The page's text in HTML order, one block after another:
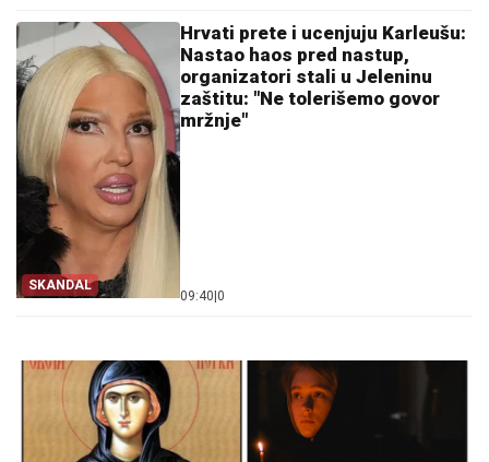
SKANDAL
Hrvati prete i ucenjuju Karleušu:
Nastao haos pred nastup,
organizatori stali u Jeleninu
zaštitu: "Ne tolerišemo govor
mržnje"
09:40 0